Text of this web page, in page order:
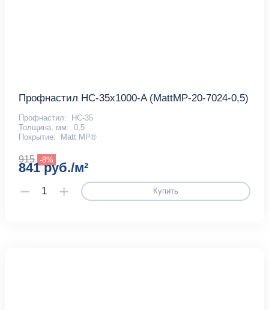
Профнастил НС-35x1000-A (MattMP-20-7024-0,5)
Профнастил:
НС-35
Толщина, мм: 0,5
Покрытие:
Matt MP®
915 -8%
841 руб./м²
Купить